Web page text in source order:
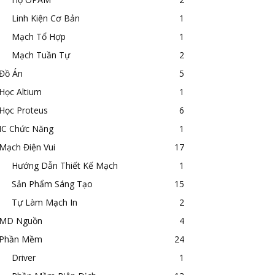
Linh Kiện Cơ Bản
1
Mạch Tổ Hợp
1
Mạch Tuần Tự
2
Án
5
Altium
1
Proteus
6
Chức Năng
1
Điện Vui
17
Hướng Dẫn Thiết Kế Mạch
1
Sản Phẩm Sáng Tạo
15
Tự Làm Mạch In
2
Nguồn
4
Mềm
24
Driver
1